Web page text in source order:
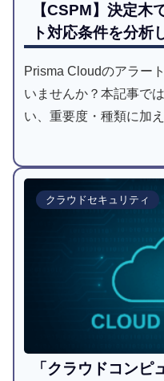
【CSPM】決定
ト対応条件を分析
Prisma Cloudのアラー
いませんか？本記事で
い、重要度・種類に加
分析手法を紹介。
クラウドセキュリティ
「クラウドコンピ